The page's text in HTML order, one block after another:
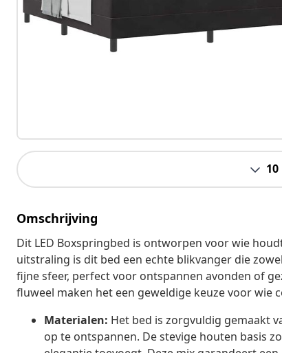
Omschrijving
Dit LED Boxspringbed is ontworpen voor wie
uitstraling is dit bed een echte blikvanger die
fijne sfeer, perfect voor ontspannen avonden of
fluweel maken het een geweldige keuze voor wie
Materialen: Het bed is zorgvuldig gemaakt
op te ontspannen. De stevige houten basis